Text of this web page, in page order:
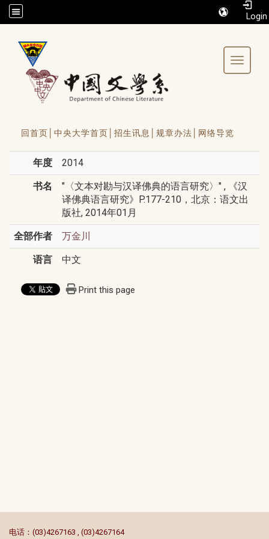
/accesskey"" title="Toolbar">:::
Toggle
回首页│ 中央大学首页│ 招生讯息│ 规章办法│ 网络导览
年度 2014
书名
"〈文本对勘与汉译佛典的语言研究〉" , 《汉
译佛典语言研究》P.177-210，北京：语文出
版社, 2014年01月
全部作者 万金川
语言 中文
Print this page
电话：(03)4267163 , (03)4267164